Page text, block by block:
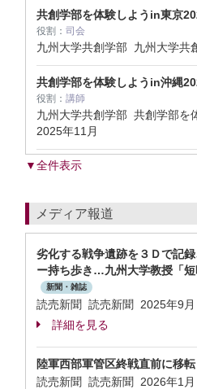
共創学部を体験しようin東京
役割： 司会
九州大学共創学部 九州大学共
共創学部を体験しようin沖縄
役割： 講師
九州大学共創学部 共創学部を
2025年11月
▼全件表示
メディア報道
劣化する戦争遺跡を３Ｄで記
ー持ち歩き…九州大学教授「短
新聞・雑誌
読売新聞 読売新聞 2025年9月
詳細を見る
陸軍西部軍管区終戦直前に移転
読売新聞 読売新聞 2026年1月